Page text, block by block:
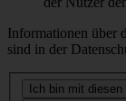
Informationen über
sind in der